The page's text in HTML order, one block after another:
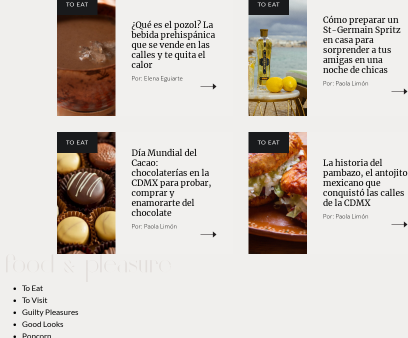
TO EAT
¿Qué es el pozol? La
bebida prehispánica
que se vende en las
calles y te quita el
calor
Por: Elena Eguiarte
TO EAT
Cómo preparar un
St-Germain Spritz
en casa para
sorprender a tus
amigas en una
noche de chicas
Por: Paola Limón
TO EAT
Día Mundial del
Cacao:
chocolaterías en la
CDMX para probar,
comprar y
enamorarte del
chocolate
Por: Paola Limón
TO EAT
La historia del
pambazo, el antojito
mexicano que
conquistó las calles
de la CDMX
Por: Paola Limón
To Eat
To Visit
Guilty Pleasures
Good Looks
Popcorn